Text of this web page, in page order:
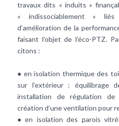
travaux dits « induits »
« indissociablement »
d’amélioration de la
faisant l’objet de l’éco-PTZ.
citons :
• enisolation thermiquedes
sur l’extérieur : équilibrage
installation de régulation de
création d’une ventilation pour
• en isolation des parois